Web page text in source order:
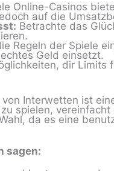
Online-Casinos
auf die
Betrachte das
Regeln der Spiele
Geld einsetzt.
dir Limits
von Interwetten ist
spielen,
da es eine
sagen: